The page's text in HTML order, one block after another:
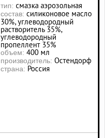
тип: смазка аэрозольная
состав: силиконовое масло
30%, углеводородный
растворитель 35%,
углеводородный
пропеллент 35%
объем: 400 мл
производитель: Остендорф
страна: Россия